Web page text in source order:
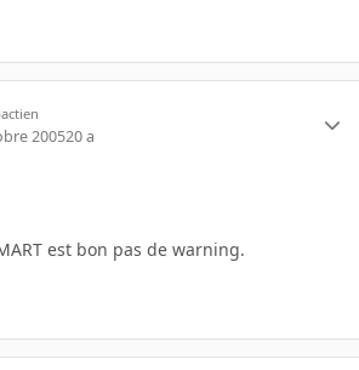
200520 a
est bon pas de warning.